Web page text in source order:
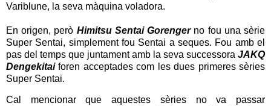
Variblune, la seva màquina voladora.
En origen, però Himitsu Sentai Gorengerno fou una sèrie
Super Sentai, simplement fou Sentai a seques. Fou amb el
pas del temps que juntament amb la seva successora JAKQ
Dengekitaiforen acceptades com les dues primeres sèries
Super Sentai.
Cal mencionar que aquestes sèries no va passar